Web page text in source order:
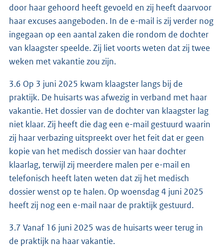
door haar gehoord heeft gevoeld en zij heeft daarvoor
haar excuses aangeboden. In de e-mail is zij verder nog
ingegaan op een aantal zaken die rondom de dochter
van klaagster speelde. Zij liet voorts weten dat zij twee
weken met vakantie zou zijn.
3.6 Op 3 juni 2025 kwam klaagster langs bij de
praktijk. De huisarts was afwezig in verband met haar
vakantie. Het dossier van de dochter van klaagster lag
niet klaar. Zij heeft die dag een e-mail gestuurd waarin
zij haar verbazing uitspreekt over het feit dat er geen
kopie van het medisch dossier van haar dochter
klaarlag, terwijl zij meerdere malen per e-mail en
telefonisch heeft laten weten dat zij het medisch
dossier wenst op te halen. Op woensdag 4 juni 2025
heeft zij nog een e-mail naar de praktijk gestuurd.
3.7 Vanaf 16 juni 2025 was de huisarts weer terug in
de praktijk na haar vakantie.